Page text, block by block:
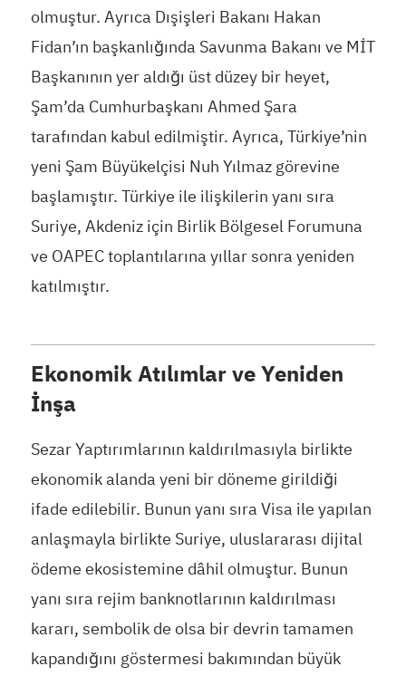
olmuştur. Ayrıca Dışişleri Bakanı Hakan
Fidan’ın başkanlığında Savunma Bakanı ve MİT
Başkanının yer aldığı üst düzey bir heyet,
Şam’da Cumhurbaşkanı Ahmed Şara
tarafından kabul edilmiştir. Ayrıca, Türkiye’nin
yeni Şam Büyükelçisi Nuh Yılmaz görevine
başlamıştır. Türkiye ile ilişkilerin yanı sıra
Suriye, Akdeniz için Birlik Bölgesel Forumuna
ve OAPEC toplantılarına yıllar sonra yeniden
katılmıştır.
Ekonomik Atılımlar ve Yeniden
İnşa
Sezar Yaptırımlarının kaldırılmasıyla birlikte
ekonomik alanda yeni bir döneme girildiği
ifade edilebilir. Bunun yanı sıra Visa ile yapılan
anlaşmayla birlikte Suriye, uluslararası dijital
ödeme ekosistemine dâhil olmuştur. Bunun
yanı sıra rejim banknotlarının kaldırılması
kararı, sembolik de olsa bir devrin tamamen
kapandığını göstermesi bakımından büyük